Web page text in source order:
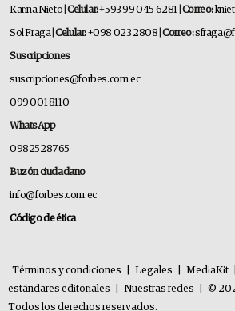
Karina Nieto | Celular:+593 99 045 6281 | Correo:
Sol Fraga| Celular:+098 023 2808 | Correo:
Suscripciones
suscripciones@forbes.com.ec
099 001 8110
WhatsApp
0982528765
Buzón ciudadano
info@forbes.com.ec
Código de ética
Términos y condiciones Legales MediaKit
estándares editoriales
Nuestras redes
©
Todos los derechos reservados.